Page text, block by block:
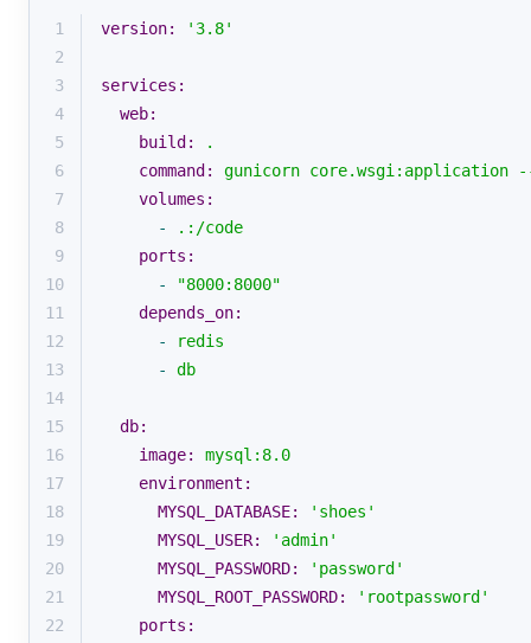
1 version:
'3.8'
2
3
services:
4
web:
5
build:
.
6
command: gunicorn core.wsgi:application
7
volumes:
8
-
.:/code
9
ports:
10
-
"8000:8000"
11
depends_on:
12
-
redis
13
-
db
14
15
db:
16
image:
mysql:8.0
17
environment:
18
MYSQL_DATABASE:
'shoes'
19
MYSQL_USER:
'admin'
20
MYSQL_PASSWORD:
'password'
21
MYSQL_ROOT_PASSWORD:
'rootpassword'
22
ports: